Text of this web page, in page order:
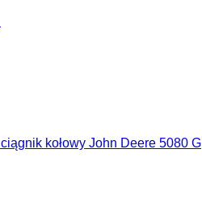
ciągnik kołowy John Deere 5080 G